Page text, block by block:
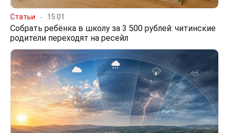
Статьи 15:01
Собрать ребёнка в школу за 3 500 рублей: читинские
родители переходят на ресейл